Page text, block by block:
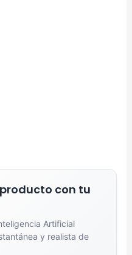
con tu
Artificial
y realista de